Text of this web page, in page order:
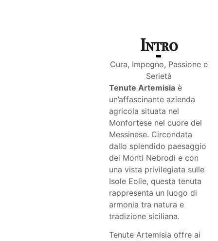
Intro
Cura, Impegno, Passione e
Serietà
Tenute Artemisia è
un’affascinante azienda
agricola situata nel
Monfortese nel cuore del
Messinese. Circondata
dallo splendido paesaggio
dei Monti Nebrodi e con
una vista privilegiata sulle
Isole Eolie, questa tenuta
rappresenta un luogo di
armonia tra natura e
tradizione siciliana.
Tenute Artemisia offre ai